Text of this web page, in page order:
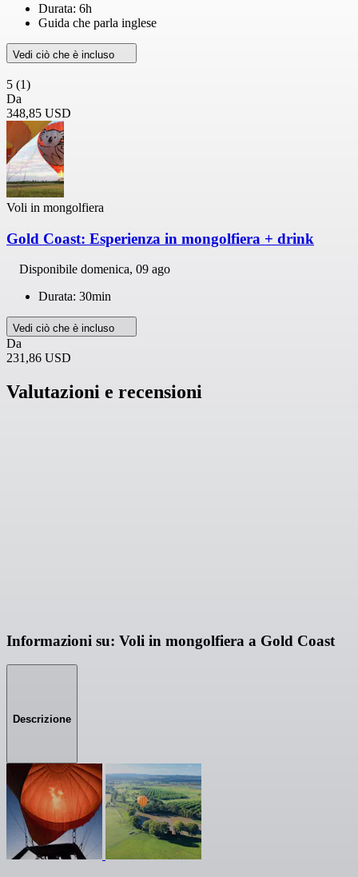
Durata: 6h
Guida che parla inglese
Vedi ciò che è incluso
5 (1)
Da
348,85 USD
Voli in mongolfiera
Gold Coast: Esperienza in mongolfiera + drink
Disponibile domenica, 09 ago
Durata: 30min
Vedi ciò che è incluso
Da
231,86 USD
Valutazioni e recensioni
Informazioni su: Voli in mongolfiera a Gold Coast
Descrizione